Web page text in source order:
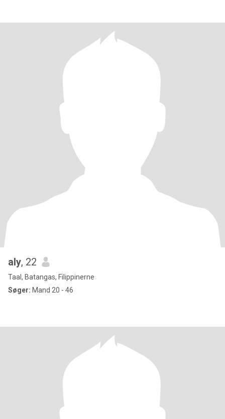
aly, 22
Taal, Batangas, Filippinerne
Søger: Mand 20 - 46